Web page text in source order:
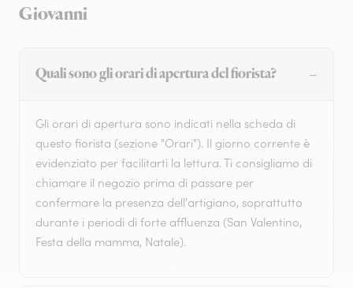
Giovanni
Quali sono gli orari di apertura del fiorista?
Gli orari di apertura sono indicati nella scheda di
questo fiorista (sezione "Orari"). Il giorno corrente è
evidenziato per facilitarti la lettura. Ti consigliamo di
chiamare il negozio prima di passare per
confermare la presenza dell'artigiano, soprattutto
durante i periodi di forte affluenza (San Valentino,
Festa della mamma, Natale).